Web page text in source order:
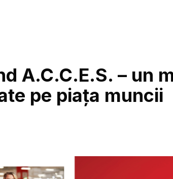
A.C.C.E.S. – un
pe piața muncii